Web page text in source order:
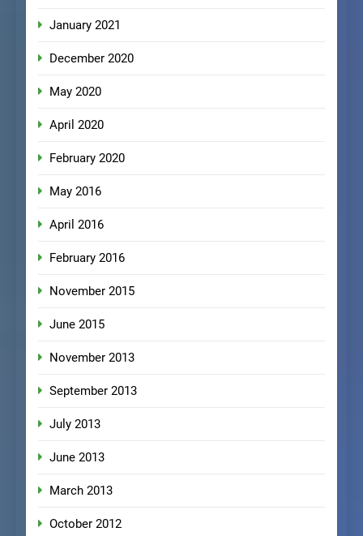
January 2021
December 2020
May 2020
April 2020
February 2020
May 2016
April 2016
February 2016
November 2015
June 2015
November 2013
September 2013
July 2013
June 2013
March 2013
October 2012